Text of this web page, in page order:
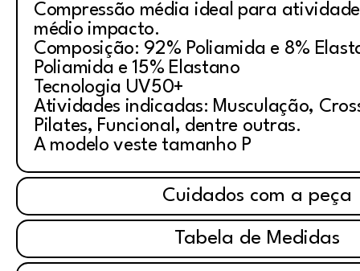
Compressão média ideal para
médio impacto.
Composição: 92% Poliamida e 8%
Poliamida e 15% Elastano
Tecnologia UV50+
Atividades indicadas: Musculação,
Pilates, Funcional, dentre outras.
A modelo veste tamanho P
Cuidados com a peça
Tabela de Medidas